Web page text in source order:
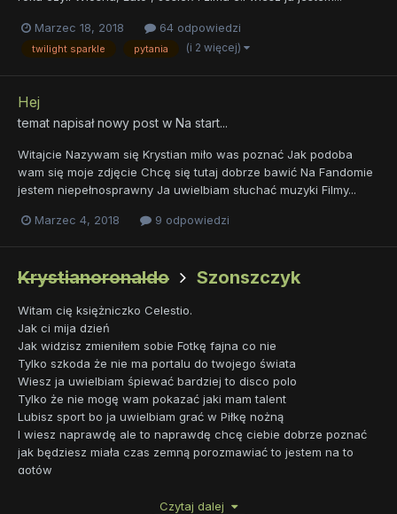
Marzec 18, 2018 64 odpowiedzi
twilight sparkle pytania (i 2 więcej)
Hej
temat napisał nowy post w Na start...
Witajcie Nazywam się Krystian miło was poznać Jak podoba
wam się moje zdjęcie Chcę się tutaj dobrze bawić Na Fandomie
jestem niepełnosprawny Ja uwielbiam słuchać muzyki Filmy...
Marzec 4, 2018 9 odpowiedzi
Krystianoronaldo Szonszczyk
Witam cię księżniczko Celestio.
Jak ci mija dzień
Jak widzisz zmieniłem sobie Fotkę fajna co nie
Tylko szkoda że nie ma portalu do twojego świata
Wiesz ja uwielbiam śpiewać bardziej to disco polo
Tylko że nie mogę wam pokazać jaki mam talent
Lubisz sport bo ja uwielbiam grać w Piłkę nożną
I wiesz naprawdę ale to naprawdę chcę ciebie dobrze poznać
jak będziesz miała czas zemną porozmawiać to jestem na to
gotów
Czytaj dalej